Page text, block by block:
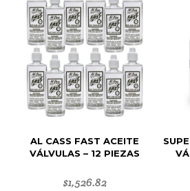
AL CASS FAST ACEITE
VÁLVULAS – 12 PIEZAS
$1,526.82